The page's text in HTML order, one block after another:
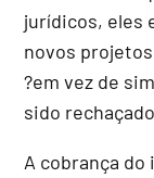
jurídicos, eles
novos
?em vez de
sido
A cobrança